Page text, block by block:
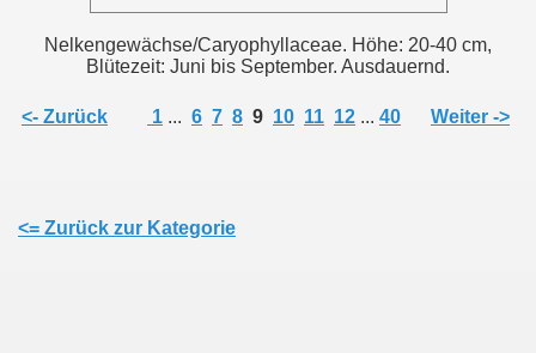
Nelkengewächse/Caryophyllaceae. Höhe: 20-40 cm,
Blütezeit: Juni bis September. Ausdauernd.
<- Zurück 1 ... 6 7 8 9 10 11 12 ... 40 Weiter ->
<= Zurück zur Kategorie